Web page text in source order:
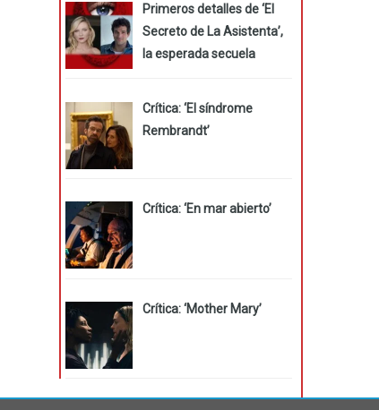
Primeros detalles de ‘El
Secreto de La Asistenta’,
la esperada secuela
Crítica: ‘El síndrome
Rembrandt’
Crítica: ‘En mar abierto’
Crítica: ‘Mother Mary’